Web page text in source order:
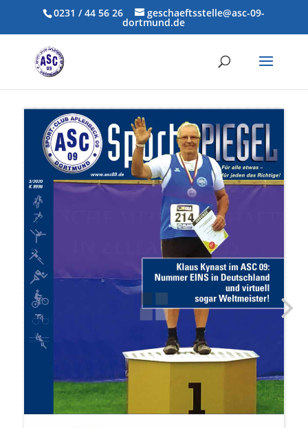
0231 / 44 56 26 geschaeftsstelle@asc-09-
dortmund.de